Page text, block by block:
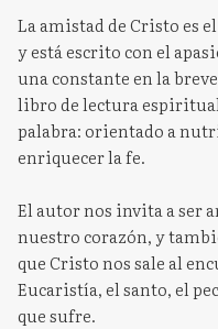
La amistad de Cristo es
y está escrito con el
una constante en la
libro de lectura
palabra: orientado a
enriquecer la fe.
El autor nos invita a ser
nuestro corazón, y
que Cristo nos sale al
Eucaristía, el santo, el
que sufre.